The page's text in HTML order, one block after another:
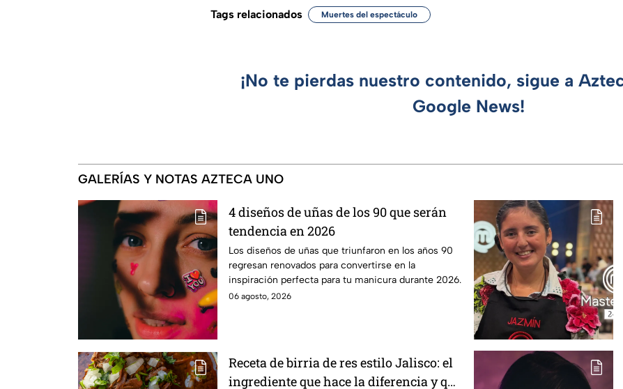
Tags relacionados Muertes del espectáculo
¡No te pierdas nuestro contenido, sigue a
Google News!
GALERÍAS Y NOTAS AZTECA UNO
4 diseños de uñas de los 90 que serán
tendencia en 2026
Los diseños de uñas que triunfaron en los años 90
regresan renovados para convertirse en la
inspiración perfecta para tu manicura durante 2026.
06 agosto, 2026
Receta de birria de res estilo Jalisco: el
ingrediente que hace la diferencia y que